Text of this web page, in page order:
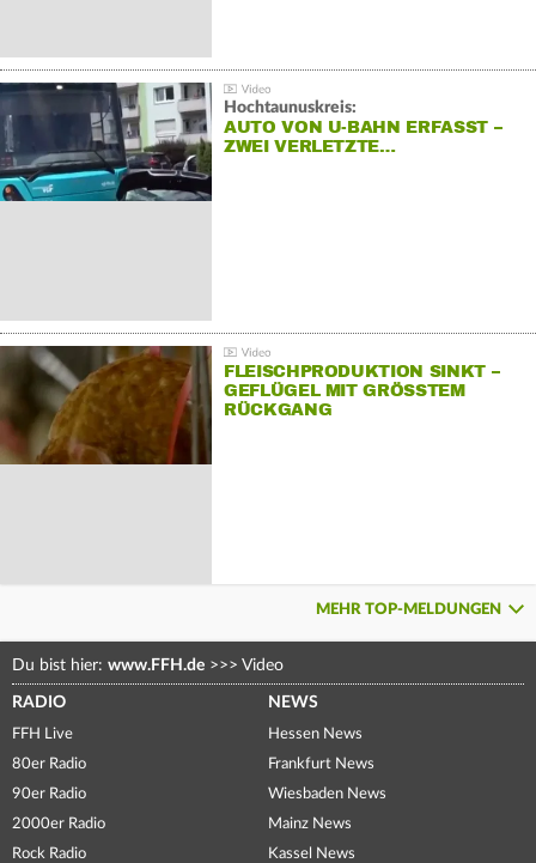
Hochtaunuskreis:
AUTO VON U-BAHN ERFASST –
ZWEI VERLETZTE…
FLEISCHPRODUKTION SINKT –
GEFLÜGEL MIT GRÖSSTEM R
ÜCKGANG
MEHR TOP-MELDUNGEN
Du bist hier: www.FFH.de >>> Video
RADIO
FFH Live
80er Radio
90er Radio
2000er Radio
Rock Radio
NEWS
Hessen News
Frankfurt News
Wiesbaden News
Mainz News
Kassel News